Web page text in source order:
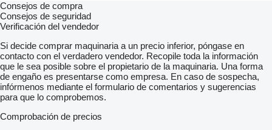
Consejos de compra
Consejos de seguridad
Verificación del vendedor
Si decide comprar maquinaria a un precio inferior, póngase en
contacto con el verdadero vendedor. Recopile toda la información
que le sea posible sobre el propietario de la maquinaria. Una forma
de engaño es presentarse como empresa. En caso de sospecha,
infórmenos mediante el formulario de comentarios y sugerencias
para que lo comprobemos.
Comprobación de precios